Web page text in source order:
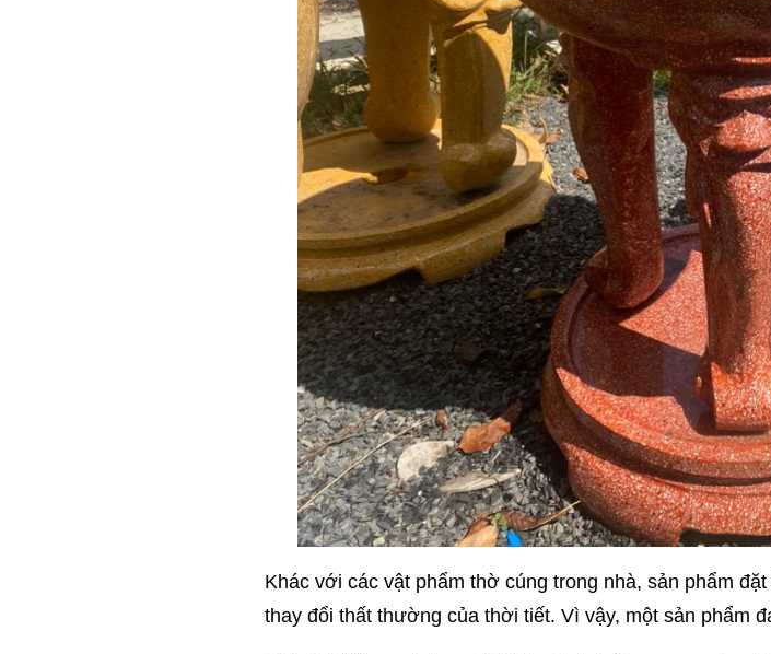
Khác với các vật phẩm thờ cúng trong nhà, sản phẩm
thay đổi thất thường của thời tiết. Vì vậy, một sản phẩm